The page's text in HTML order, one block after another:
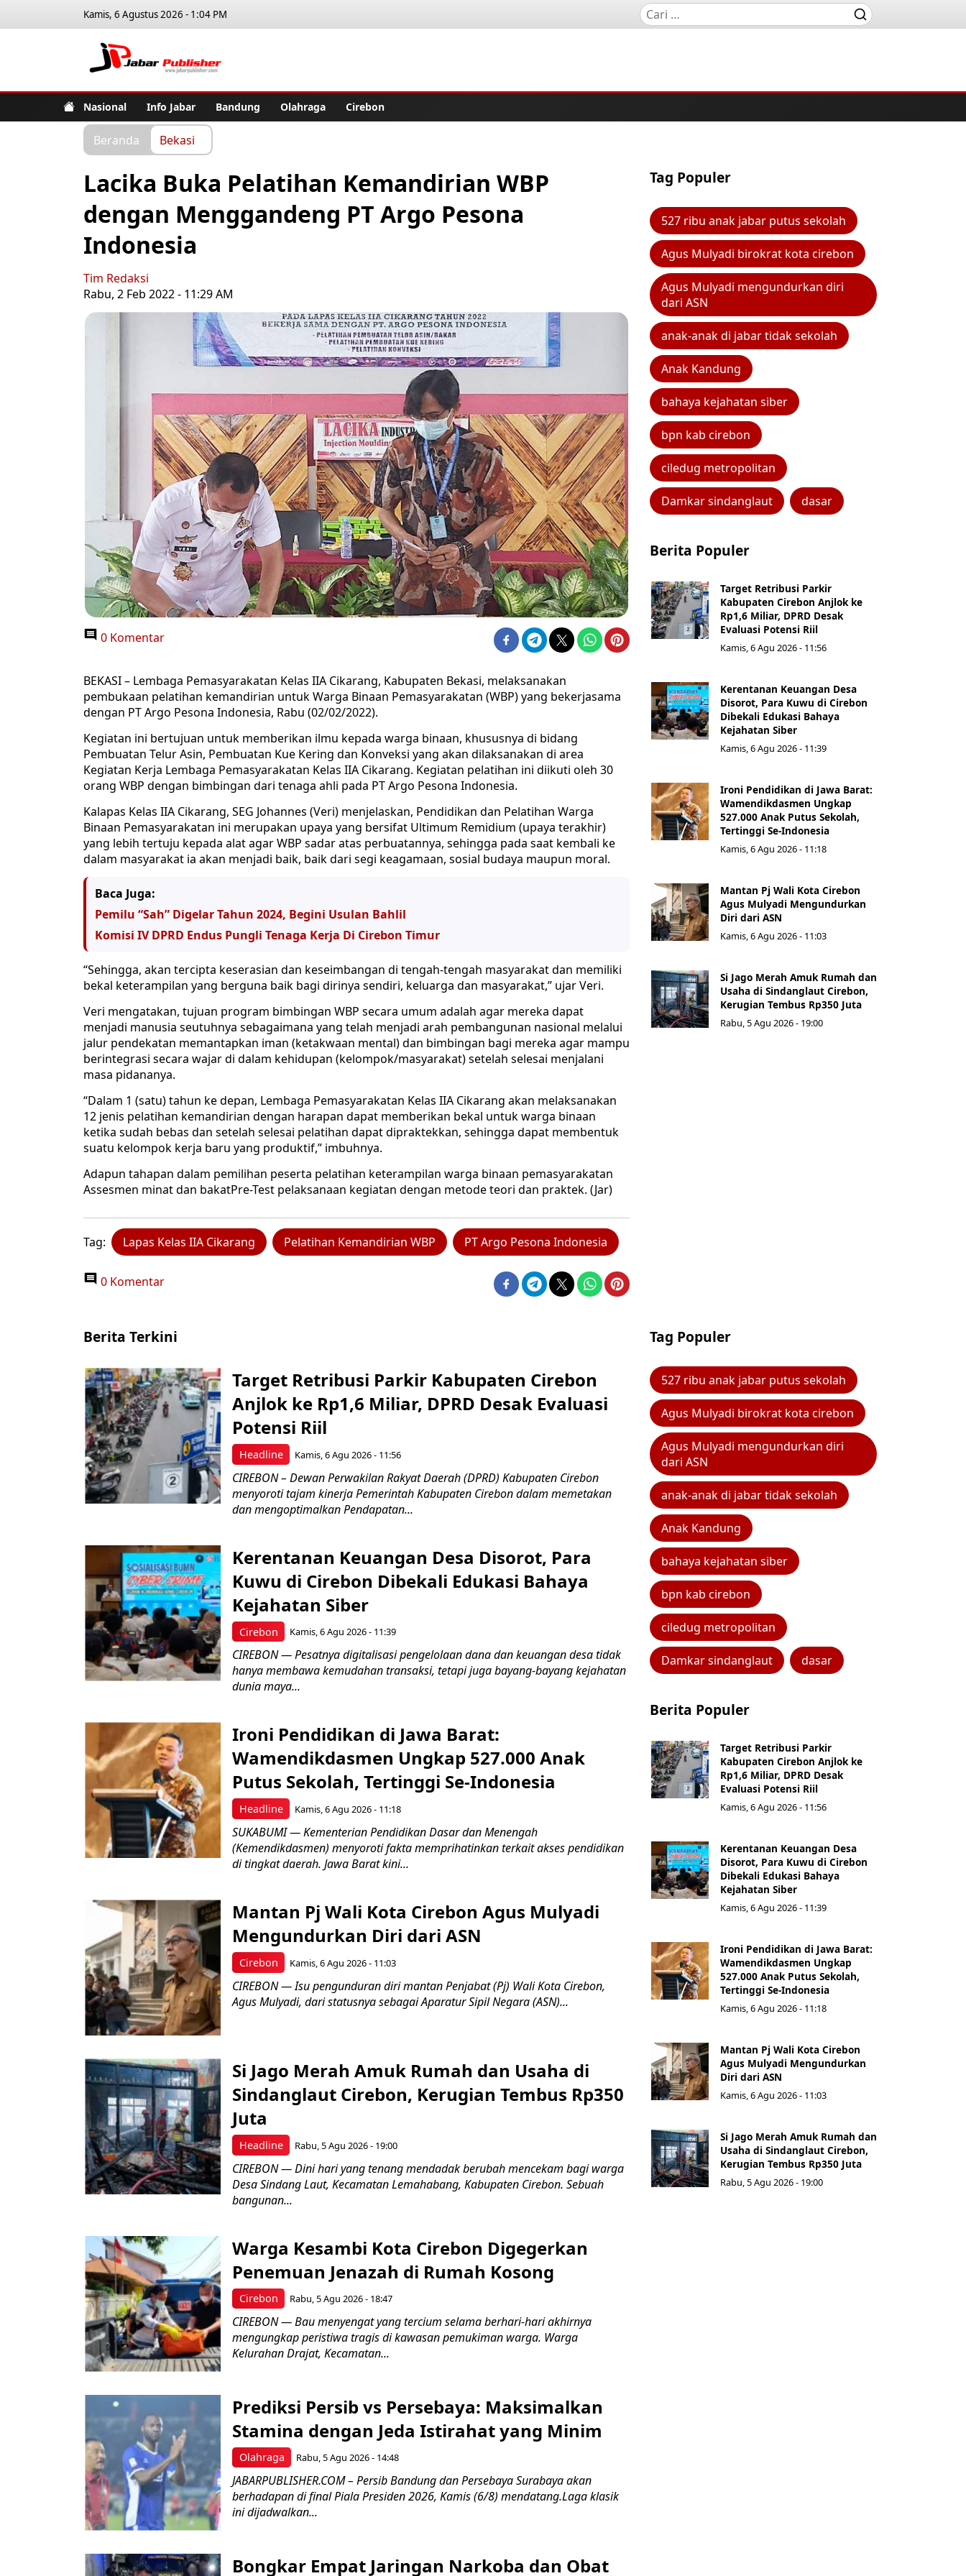
Kamis, 6 Agustus 2026 - 1:04 PM
Nasional Info Jabar Bandung Olahraga Cirebon
Beranda Bekasi
Lacika Buka Pelatihan Kemandirian WBP
dengan Menggandeng PT Argo Pesona
Indonesia
Tim Redaksi
Rabu, 2 Feb 2022 - 11:29 AM
0 Komentar
BEKASI – Lembaga Pemasyarakatan Kelas IIA Cikarang, Kabupaten Bekasi, melaksanakan
pembukaan pelatihan kemandirian untuk Warga Binaan Pemasyarakatan (WBP) yang bekerjasama
dengan PT Argo Pesona Indonesia, Rabu (02/02/2022).
Kegiatan ini bertujuan untuk memberikan ilmu kepada warga binaan, khususnya di bidang
Pembuatan Telur Asin, Pembuatan Kue Kering dan Konveksi yang akan dilaksanakan di area
Kegiatan Kerja Lembaga Pemasyarakatan Kelas IIA Cikarang. Kegiatan pelatihan ini diikuti oleh 30
orang WBP dengan bimbingan dari tenaga ahli pada PT Argo Pesona Indonesia.
Kalapas Kelas IIA Cikarang, SEG Johannes (Veri) menjelaskan, Pendidikan dan Pelatihan Warga
Binaan Pemasyarakatan ini merupakan upaya yang bersifat Ultimum Remidium (upaya terakhir)
yang lebih tertuju kepada alat agar WBP sadar atas perbuatannya, sehingga pada saat kembali ke
dalam masyarakat ia akan menjadi baik, baik dari segi keagamaan, sosial budaya maupun moral.
Baca Juga:
Pemilu “Sah” Digelar Tahun 2024, Begini Usulan Bahlil
Komisi IV DPRD Endus Pungli Tenaga Kerja Di Cirebon Timur
“Sehingga, akan tercipta keserasian dan keseimbangan di tengah-tengah masyarakat dan memiliki
bekal keterampilan yang berguna baik bagi dirinya sendiri, keluarga dan masyarakat,” ujar Veri.
Veri mengatakan, tujuan program bimbingan WBP secara umum adalah agar mereka dapat
menjadi manusia seutuhnya sebagaimana yang telah menjadi arah pembangunan nasional melalui
jalur pendekatan memantapkan iman (ketakwaan mental) dan bimbingan bagi mereka agar mampu
berintegrasi secara wajar di dalam kehidupan (kelompok/masyarakat) setelah selesai menjalani
masa pidananya.
“Dalam 1 (satu) tahun ke depan, Lembaga Pemasyarakatan Kelas IIA Cikarang akan melaksanakan
12 jenis pelatihan kemandirian dengan harapan dapat memberikan bekal untuk warga binaan
ketika sudah bebas dan setelah selesai pelatihan dapat dipraktekkan, sehingga dapat membentuk
suatu kelompok kerja baru yang produktif,” imbuhnya.
Adapun tahapan dalam pemilihan peserta pelatihan keterampilan warga binaan pemasyarakatan
Assesmen minat dan bakatPre-Test pelaksanaan kegiatan dengan metode teori dan praktek. (Jar)
Tag: Lapas Kelas IIA Cikarang Pelatihan Kemandirian WBP PT Argo Pesona Indonesia
0 Komentar
Tag Populer
527 ribu anak jabar putus sekolah
Agus Mulyadi birokrat kota cirebon
Agus Mulyadi mengundurkan diri
dari ASN
anak-anak di jabar tidak sekolah
Anak Kandung
bahaya kejahatan siber
bpn kab cirebon
ciledug metropolitan
Damkar sindanglaut dasar
Berita Populer
Target Retribusi Parkir
Kabupaten Cirebon Anjlok ke
Rp1,6 Miliar, DPRD Desak
Evaluasi Potensi Riil
Kamis, 6 Agu 2026 - 11:56
Kerentanan Keuangan Desa
Disorot, Para Kuwu di Cirebon
Dibekali Edukasi Bahaya
Kejahatan Siber
Kamis, 6 Agu 2026 - 11:39
Ironi Pendidikan di Jawa Barat:
Wamendikdasmen Ungkap
527.000 Anak Putus Sekolah,
Tertinggi Se-Indonesia
Kamis, 6 Agu 2026 - 11:18
Mantan Pj Wali Kota Cirebon
Agus Mulyadi Mengundurkan
Diri dari ASN
Kamis, 6 Agu 2026 - 11:03
Si Jago Merah Amuk Rumah dan
Usaha di Sindanglaut Cirebon,
Kerugian Tembus Rp350 Juta
Rabu, 5 Agu 2026 - 19:00
Berita Terkini
Headline
Target Retribusi Parkir Kabupaten Cirebon
Anjlok ke Rp1,6 Miliar, DPRD Desak Evaluasi
Potensi Riil
Kamis, 6 Agu 2026 - 11:56
CIREBON – Dewan Perwakilan Rakyat Daerah (DPRD) Kabupaten Cirebon
menyoroti tajam kinerja Pemerintah Kabupaten Cirebon dalam memetakan
dan mengoptimalkan Pendapatan...
Cirebon
Kerentanan Keuangan Desa Disorot, Para
Kuwu di Cirebon Dibekali Edukasi Bahaya
Kejahatan Siber
Kamis, 6 Agu 2026 - 11:39
CIREBON — Pesatnya digitalisasi pengelolaan dana dan keuangan desa tidak
hanya membawa kemudahan transaksi, tetapi juga bayang-bayang kejahatan
dunia maya...
Headline
Ironi Pendidikan di Jawa Barat:
Wamendikdasmen Ungkap 527.000 Anak
Putus Sekolah, Tertinggi Se-Indonesia
Kamis, 6 Agu 2026 - 11:18
SUKABUMI — Kementerian Pendidikan Dasar dan Menengah
(Kemendikdasmen) menyoroti fakta memprihatinkan terkait akses pendidikan
di tingkat daerah. Jawa Barat kini...
Cirebon
Mantan Pj Wali Kota Cirebon Agus Mulyadi
Mengundurkan Diri dari ASN
Kamis, 6 Agu 2026 - 11:03
CIREBON — Isu pengunduran diri mantan Penjabat (Pj) Wali Kota Cirebon,
Agus Mulyadi, dari statusnya sebagai Aparatur Sipil Negara (ASN)...
Headline
Si Jago Merah Amuk Rumah dan Usaha di
Sindanglaut Cirebon, Kerugian Tembus Rp350
Juta
Rabu, 5 Agu 2026 - 19:00
CIREBON — Dini hari yang tenang mendadak berubah mencekam bagi warga
Desa Sindang Laut, Kecamatan Lemahabang, Kabupaten Cirebon. Sebuah
bangunan...
Cirebon
Warga Kesambi Kota Cirebon Digegerkan
Penemuan Jenazah di Rumah Kosong
Rabu, 5 Agu 2026 - 18:47
CIREBON — Bau menyengat yang tercium selama berhari-hari akhirnya
mengungkap peristiwa tragis di kawasan pemukiman warga. Warga
Kelurahan Drajat, Kecamatan...
Olahraga
Prediksi Persib vs Persebaya: Maksimalkan
Stamina dengan Jeda Istirahat yang Minim
Rabu, 5 Agu 2026 - 14:48
JABARPUBLISHER.COM – Persib Bandung dan Persebaya Surabaya akan
berhadapan di final Piala Presiden 2026, Kamis (6/8) mendatang.Laga klasik
ini dijadwalkan...
Bongkar Empat Jaringan Narkoba dan Obat
Tag Populer
527 ribu anak jabar putus sekolah
Agus Mulyadi birokrat kota cirebon
Agus Mulyadi mengundurkan diri
dari ASN
anak-anak di jabar tidak sekolah
Anak Kandung
bahaya kejahatan siber
bpn kab cirebon
ciledug metropolitan
Damkar sindanglaut dasar
Berita Populer
Target Retribusi Parkir
Kabupaten Cirebon Anjlok ke
Rp1,6 Miliar, DPRD Desak
Evaluasi Potensi Riil
Kamis, 6 Agu 2026 - 11:56
Kerentanan Keuangan Desa
Disorot, Para Kuwu di Cirebon
Dibekali Edukasi Bahaya
Kejahatan Siber
Kamis, 6 Agu 2026 - 11:39
Ironi Pendidikan di Jawa Barat:
Wamendikdasmen Ungkap
527.000 Anak Putus Sekolah,
Tertinggi Se-Indonesia
Kamis, 6 Agu 2026 - 11:18
Mantan Pj Wali Kota Cirebon
Agus Mulyadi Mengundurkan
Diri dari ASN
Kamis, 6 Agu 2026 - 11:03
Si Jago Merah Amuk Rumah dan
Usaha di Sindanglaut Cirebon,
Kerugian Tembus Rp350 Juta
Rabu, 5 Agu 2026 - 19:00